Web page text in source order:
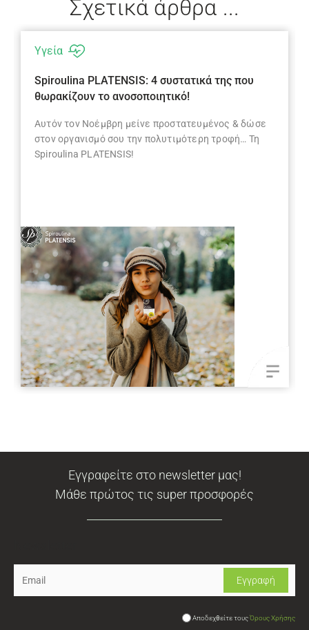
Σχετικά άρθρα ...
Υγεία
Spiroulina PLATENSIS: 4 συστατικά της που
θωρακίζουν το ανοσοποιητικό!
Αυτόν τον Νοέμβρη μείνε προστατευμένος & δώσε
στον οργανισμό σου την πολυτιμότερη τροφή… Τη
Spiroulina PLATENSIS!
Εγγραφείτε στο newsletter μας!
Μάθε πρώτος τις super προσφορές
Αποδεχθείτε τουςΌρους Χρήσης